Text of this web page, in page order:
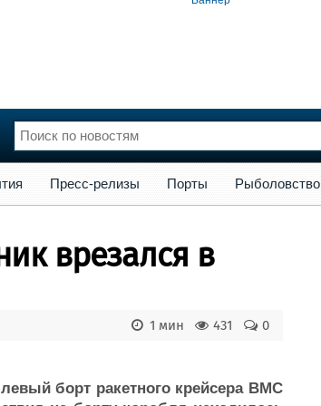
Флот
Форум
Пресс-релизы Порты Рыболовство
врезался в
0
431
1 мин
борт ракетного крейсера ВМС